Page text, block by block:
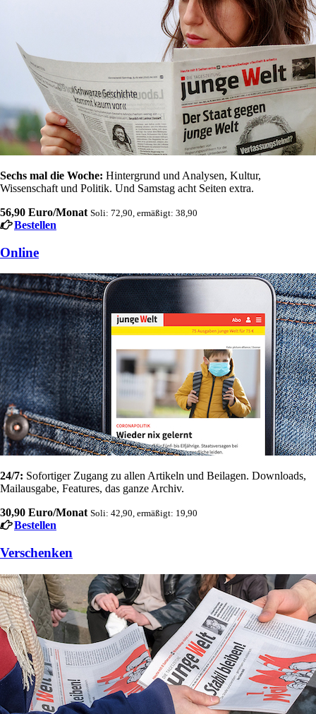
Sechs mal die Woche: Hintergrund und Analysen, Kultur,
Wissenschaft und Politik. Und Samstag acht Seiten extra.
56,90 Euro/Monat Soli: 72,90, ermäßigt: 38,90
Bestellen
Online
24/7: Sofortiger Zugang zu allen Artikeln und Beilagen. Downloads,
Mailausgabe, Features, das ganze Archiv.
30,90 Euro/Monat Soli: 42,90, ermäßigt: 19,90
Bestellen
Verschenken